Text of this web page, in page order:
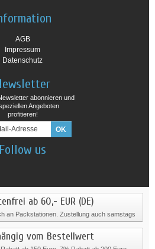
AGB
Impressum
Datenschutz
abonnieren und
Angeboten
profitieren!
Follow us
ab 60,- EUR (DE)
an Packstationen. Zustellung auch samstags
vom Bestellwert